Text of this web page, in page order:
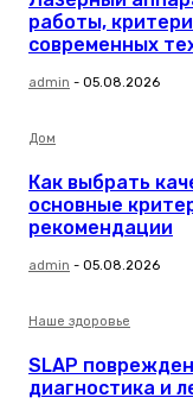
работы,
современных
admin - 05.08.2026
Дом
Как выбрать
основные
рекомендации
admin - 05.08.2026
Наше здоровье
SLAP
диагностика и